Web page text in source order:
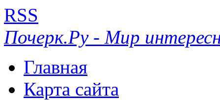
RSS
Почерк.Ру - Мир
Главная
Карта сайта